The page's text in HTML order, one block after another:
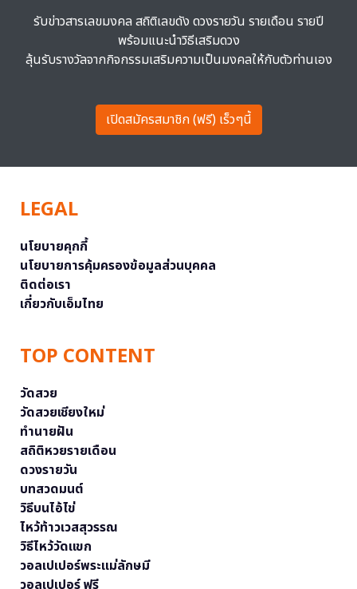
รับข่าวสารเลขมงคล สถิติเลขดัง ดวงรายวัน รายเดือน รายปี
พร้อมแนะนำวิธีเสริมดวง
ลุ้นรับรางวัลจากกิจกรรมเสริมความเป็นมงคลให้กับตัวท่านเอง
เปิดสมัครสมาชิก (ฟรี) เร็วๆนี้
LEGAL
นโยบายคุกกี้
นโยบายการคุ้มครองข้อมูลส่วนบุคคล
ติดต่อเรา
เกี่ยวกับเอ็มไทย
TOP CONTENT
วัดสวย
วัดสวยเชียงใหม่
ทำนายฝัน
สถิติหวยรายเดือน
ดวงรายวัน
บทสวดมนต์
วิธีบนไอ้ไข่
ไหว้ท้าวเวสสุวรรณ
วิธีไหว้วัดแขก
วอลเปเปอร์พระแม่ลักษมี
วอลเปเปอร์ ฟรี